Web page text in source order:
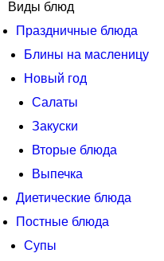
Виды блюд
Праздничные блюда
Блины на масленицу
Новый год
Салаты
Закуски
Вторые блюда
Выпечка
Диетические блюда
Постные блюда
Супы